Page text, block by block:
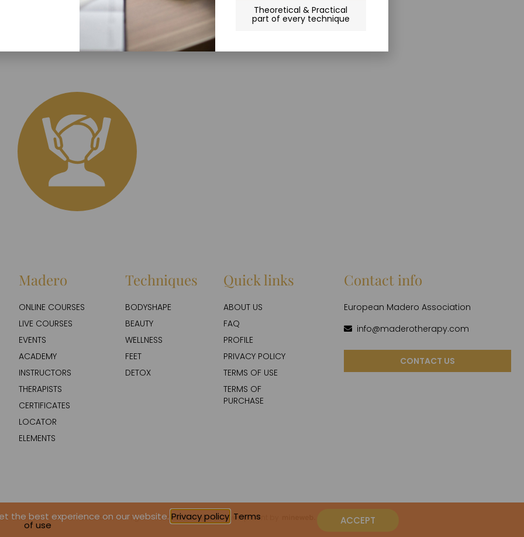
TECHNIQUES
Madero
ONLINE COURSES
LIVE COURSES
EVENTS
ACADEMY
INSTRUCTORS
THERAPISTS
CERTIFICATES
LOCATOR
ELEMENTS
Techniques
BODYSHAPE
BEAUTY
WELLNESS
FEET
DETOX
Quick links
ABOUT US
FAQ
PROFILE
PRIVACY POLICY
TERMS OF USE
TERMS OF
PURCHASE
Contact info
European Madero Association
info@maderotherapy.com
CONTACT US
European Madero Association. All rights reserved | Design & Development by
the best experience on our website. Privacy policy, Terms
of use ACCEPT
Theoretical & Practical
part of every technique